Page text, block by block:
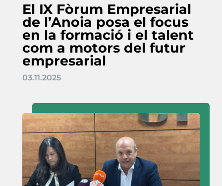
El IX Fòrum Empresarial
de l’Anoia posa el focus
en la formació i el talent
com a motors del futur
empresarial
03.11.2025